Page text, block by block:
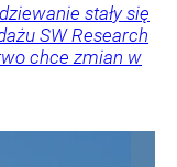
stały się
SW Research
chce zmian w